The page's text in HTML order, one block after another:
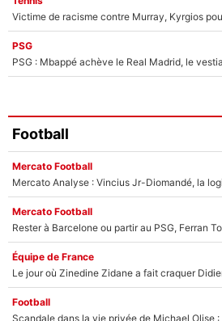
PSG
PSG : Mbappé achève le Real Madrid, le
Football
Mercato Football
Mercato Football
Équipe de France
Football